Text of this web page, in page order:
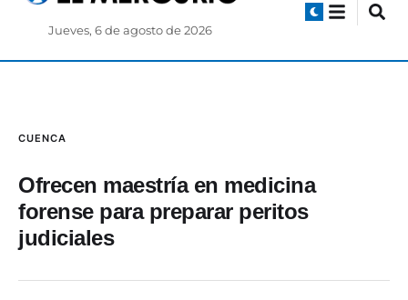
Jueves, 6 de agosto de 2026
CUENCA
Ofrecen maestría en medicina
forense para preparar peritos
judiciales